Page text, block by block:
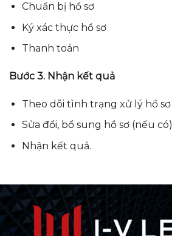
Chuẩn bị hồ sơ
Ký xác thực hồ sơ
Thanh toán
Bước 3. Nhận kết quả
Theo dõi tình trạng xử lý hồ sơ
Sửa đổi, bổ sung hồ sơ (nếu có)
Nhận kết quả.